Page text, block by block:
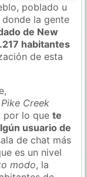
poblado u
la gente
de New
habitantes
de esta
Creek
por lo quete
usuario de
de chat más
es un nivel
modo, la